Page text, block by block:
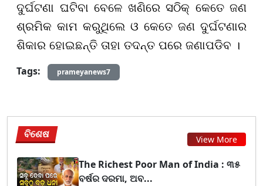
ଦୁର୍ଘଟଣା ଘଟିବା ବେଳେ ଖଣିରେ ସଠିକ୍ କେତେ ଜଣ
ଶ୍ରମିକ କାମ କରୁଥିଲେ ଓ କେତେ ଜଣ ଦୁର୍ଘଟଣାର
ଶିକାର ହୋଇଛନ୍ତି ତାହା ତଦନ୍ତ ପରେ ଜଣାପଡିବ ।
Tags:
prameyanews7
ବିଶେଷ View More
The Richest Poor Man of India : ୩୫
ବର୍ଷର ଦରମା, ଅବ...